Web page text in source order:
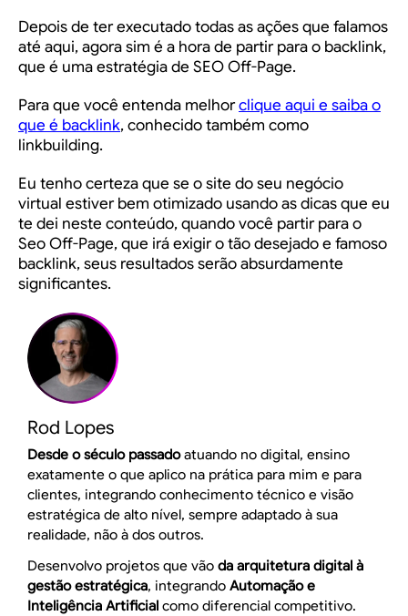
Depois de ter executado todas as ações que falamos
até aqui, agora sim é a hora de partir para o backlink,
que é uma estratégia de SEO Off-Page.
Para que você entenda melhorclique aqui e saiba o
que é backlink, conhecido também como
linkbuilding.
Eu tenho certeza que se o site do seu negócio
virtual estiver bem otimizado usando as dicas que eu
te dei neste conteúdo, quando você partir para o
Seo Off-Page, que irá exigir o tão desejado e famoso
backlink, seus resultados serão absurdamente
significantes.
Rod Lopes
Desde o século passadoatuando no digital, ensino
exatamente o que aplico na prática para mim e para
clientes, integrando conhecimento técnico e visão
estratégica de alto nível, sempre adaptado à sua
realidade, não à dos outros.
Desenvolvo projetos que vão da arquitetura digital à
gestão estratégica, integrando Automação e
Inteligência Artificial como diferencial competitivo.